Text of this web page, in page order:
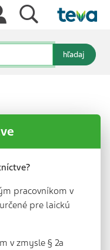
hľadaj
pracovníkom v
pre laickú
v zmysle § 2a